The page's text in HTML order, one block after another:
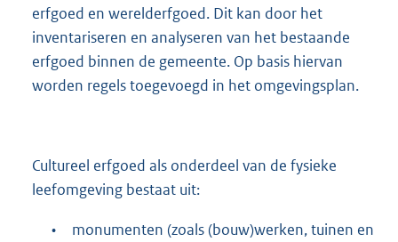
erfgoed en werelderfgoed. Dit kan door het
inventariseren en analyseren van het bestaande
erfgoed binnen de gemeente. Op basis hiervan
worden regels toegevoegd in het omgevingsplan.
Cultureel erfgoed als onderdeel van de fysieke
leefomgeving bestaat uit:
•
monumenten (zoals (bouw)werken, tuinen en